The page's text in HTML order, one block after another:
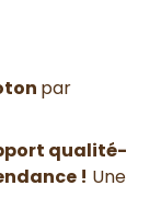
par
qualité-
! Une